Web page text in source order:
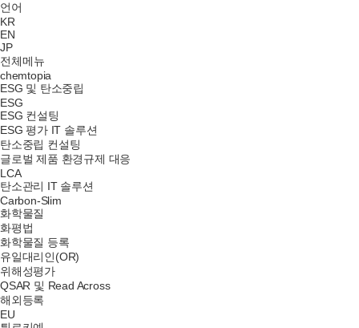
언어
KR
EN
JP
전체메뉴
chemtopia
ESG 및 탄소중립
ESG
ESG 컨설팅
ESG 평가 IT 솔루션
탄소중립 컨설팅
글로벌 제품 환경규제 대응
LCA
탄소관리 IT 솔루션
Carbon-Slim
화학물질
화평법
화학물질 등록
유일대리인(OR)
위해성평가
QSAR 및 Read Across
해외등록
EU